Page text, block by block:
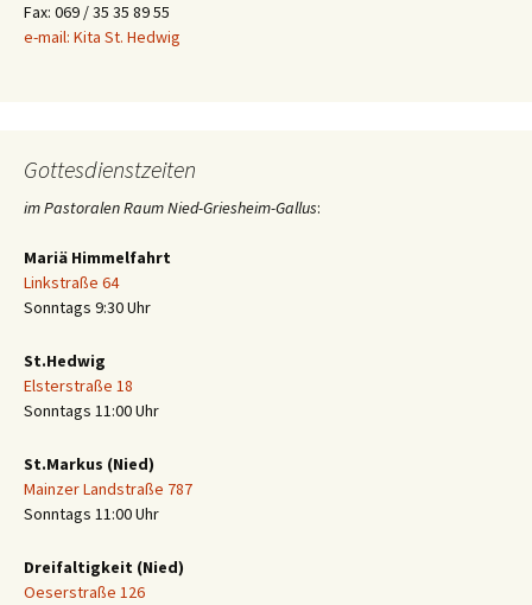
Fax: 069 / 35 35 89 55
e-mail: Kita St. Hedwig
Gottesdienstzeiten
im Pastoralen Raum Nied-Griesheim-Gallus:
Mariä Himmelfahrt
Linkstraße 64
Sonntags 9:30 Uhr
St.Hedwig
Elsterstraße 18
Sonntags 11:00 Uhr
St.Markus (Nied)
Mainzer Landstraße 787
Sonntags 11:00 Uhr
Dreifaltigkeit (Nied)
Oeserstraße 126